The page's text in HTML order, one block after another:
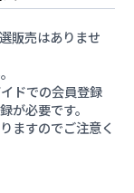
ガイド販
販売はありませ
ドでの会員登録
が必要です。
ますのでご注意く